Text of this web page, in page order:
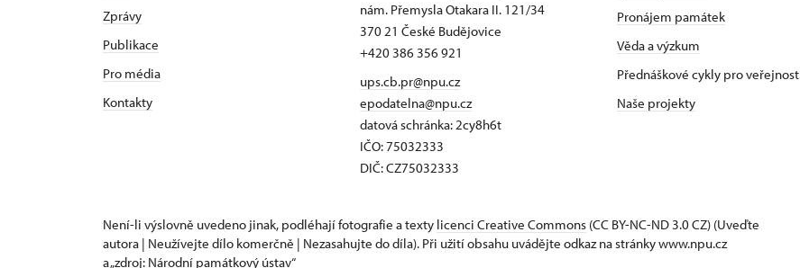
Zprávy
Publikace
Pro média
Kontakty
nám. Přemysla Otakara II. 121/34
370 21 České Budějovice
+420 386 356 921
ups.cb.pr@npu.cz
epodatelna@npu.cz
datová schránka: 2cy8h6t​
IČO: 75032333
DIČ: CZ75032333
Pronájem památek
Věda a výzkum
Přednáškové cykly pro veřejnost
Naše projekty
Není-li výslovně uvedeno jinak, podléhají fotografie a texty licenci Creative Commons (CC BY-NC-ND 3.0 CZ) (Uveďte
autora | Neužívejte dílo komerčně | Nezasahujte do díla). Při užití obsahu uvádějte odkaz na stránky www.npu.cz
a „zdroj: Národní památkový ústav“